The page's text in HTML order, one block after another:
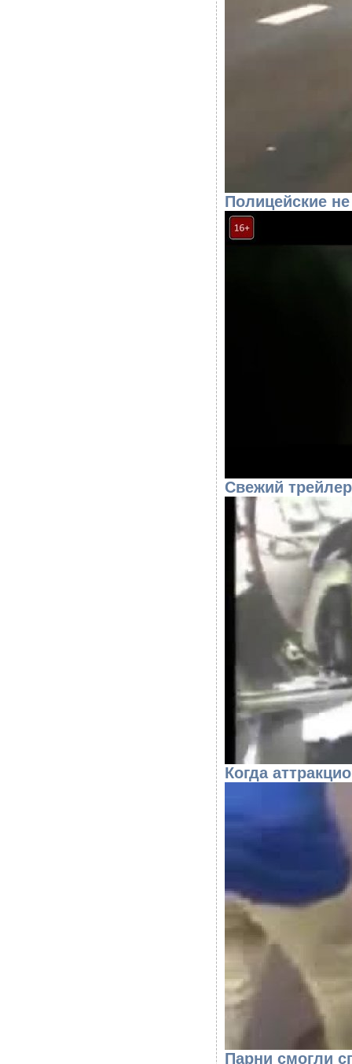
Полицейские
Свежий
Когда
Парни смогли